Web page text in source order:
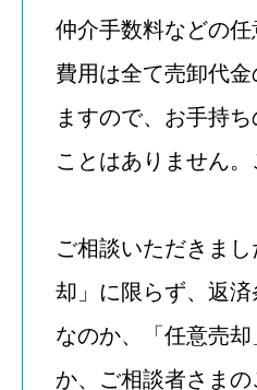
仲介手数料などの
費用は全て売卸代
ますので、お手持
ことはありません。
ご相談いただきま
却」に限らず、返
なのか、「任意売
か、ご相談者さま